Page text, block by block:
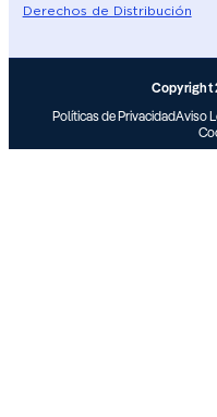
Derechos de Distribución
Copyright
Políticas de PrivacidadAviso